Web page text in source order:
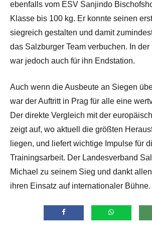
ebenfalls vom ESV Sanjindo
Klasse bis 100 kg. Er konnte seinen
siegreich gestalten und damit
das Salzburger Team verbuchen. In
war jedoch auch für ihn Endstation.
Auch wenn die Ausbeute an Siegen
war der Auftritt in Prag für alle eine
Der direkte Vergleich mit der
zeigt auf, wo aktuell die größten
liegen, und liefert wichtige Impulse für
Trainingsarbeit. Der Landesverband
Michael zu seinem Sieg und dankt
ihren Einsatz auf internationaler Bühne.